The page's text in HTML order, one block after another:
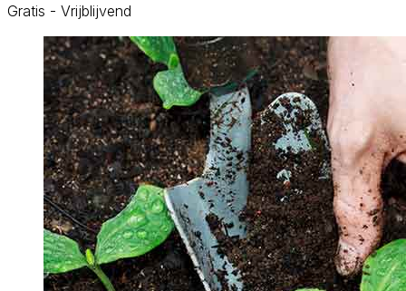
Gratis - Vrijblijvend